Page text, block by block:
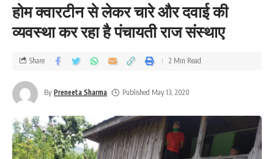
होम क्वारटीन से लेकर चारे और दवाई की
व्यवस्था कर रहा है पंचायती राज संस्थाए
By Preneeta Sharma Published May 13, 2020
Share 2 Min Read